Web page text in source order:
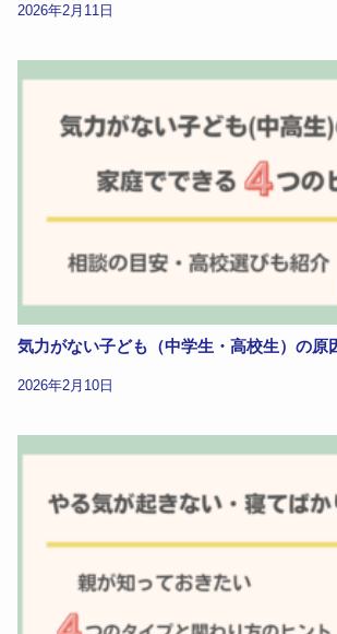
2026年2月11日
気力がない子ども（中学生・高校生）の
2026年2月10日